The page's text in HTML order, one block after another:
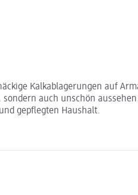
Kalkablagerungen auf
auch unschön
gepflegten Haushalt.